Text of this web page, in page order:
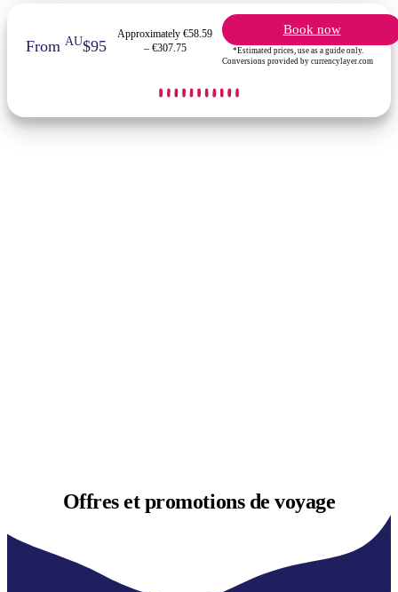
FromAU$95
Approximately €58.59
– €307.75
Book now
*Estimated prices, use as a guide only.
Conversions provided by currencylayer.com
Offres etpromotions de voyage